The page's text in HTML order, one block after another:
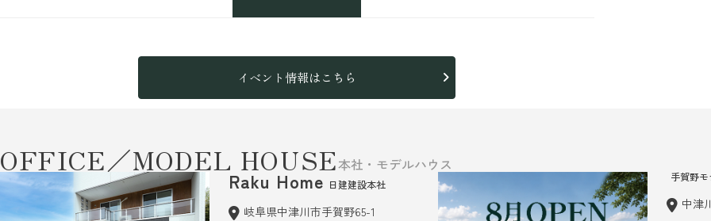
イベント情報はこちら
OFFICE／MODEL HOUSE本社・モデルハウス
Raku Home 日建建設本社
岐阜県中津川市手賀野65-1
手賀野
中津